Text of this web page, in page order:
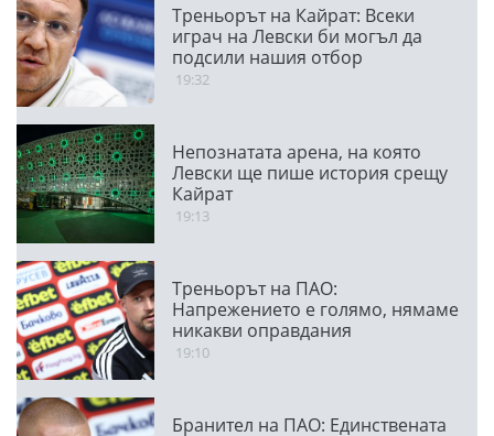
Треньорът на Кайрат: Всеки
играч на Левски би могъл да
подсили нашия отбор
19:32
Непознатата арена, на която
Левски ще пише история срещу
Кайрат
19:13
Треньорът на ПАО:
Напрежението е голямо, нямаме
никакви оправдания
19:10
Бранител на ПАО: Единствената